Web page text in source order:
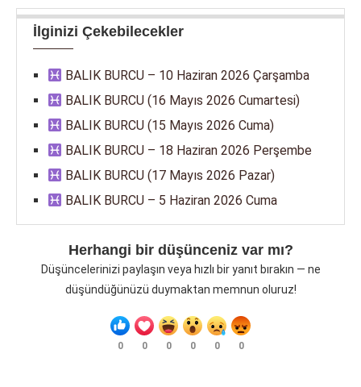
İlginizi Çekebilecekler
BALIK BURCU – 10 Haziran 2026 Çarşamba
BALIK BURCU (16 Mayıs 2026 Cumartesi)
BALIK BURCU (15 Mayıs 2026 Cuma)
BALIK BURCU – 18 Haziran 2026 Perşembe
BALIK BURCU (17 Mayıs 2026 Pazar)
BALIK BURCU – 5 Haziran 2026 Cuma
Herhangi bir düşünceniz var mı?
Düşüncelerinizi paylaşın veya hızlı bir yanıt bırakın — ne
düşündüğünüzü duymaktan memnun oluruz!
0 0 0 0 0 0